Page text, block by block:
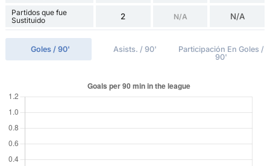
Partidos que fue
Sustituido
2 N/A N/A
Goles / 90' Asists. / 90'
Participación En Goles /
90'